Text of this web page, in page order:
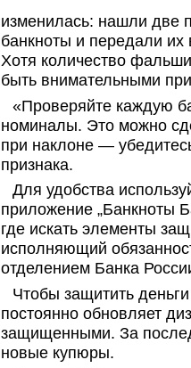
изменилась: нашли две
банкноты и передали
Хотя количество
быть внимательными
«Проверяйте каждую
номиналы. Это можно
при наклоне —
признака.
Для удобства
приложение „Банкноты
где искать элементы
исполняющий
отделением Банка
Чтобы защитить
постоянно обновляет
защищенными. За
новые купюры.